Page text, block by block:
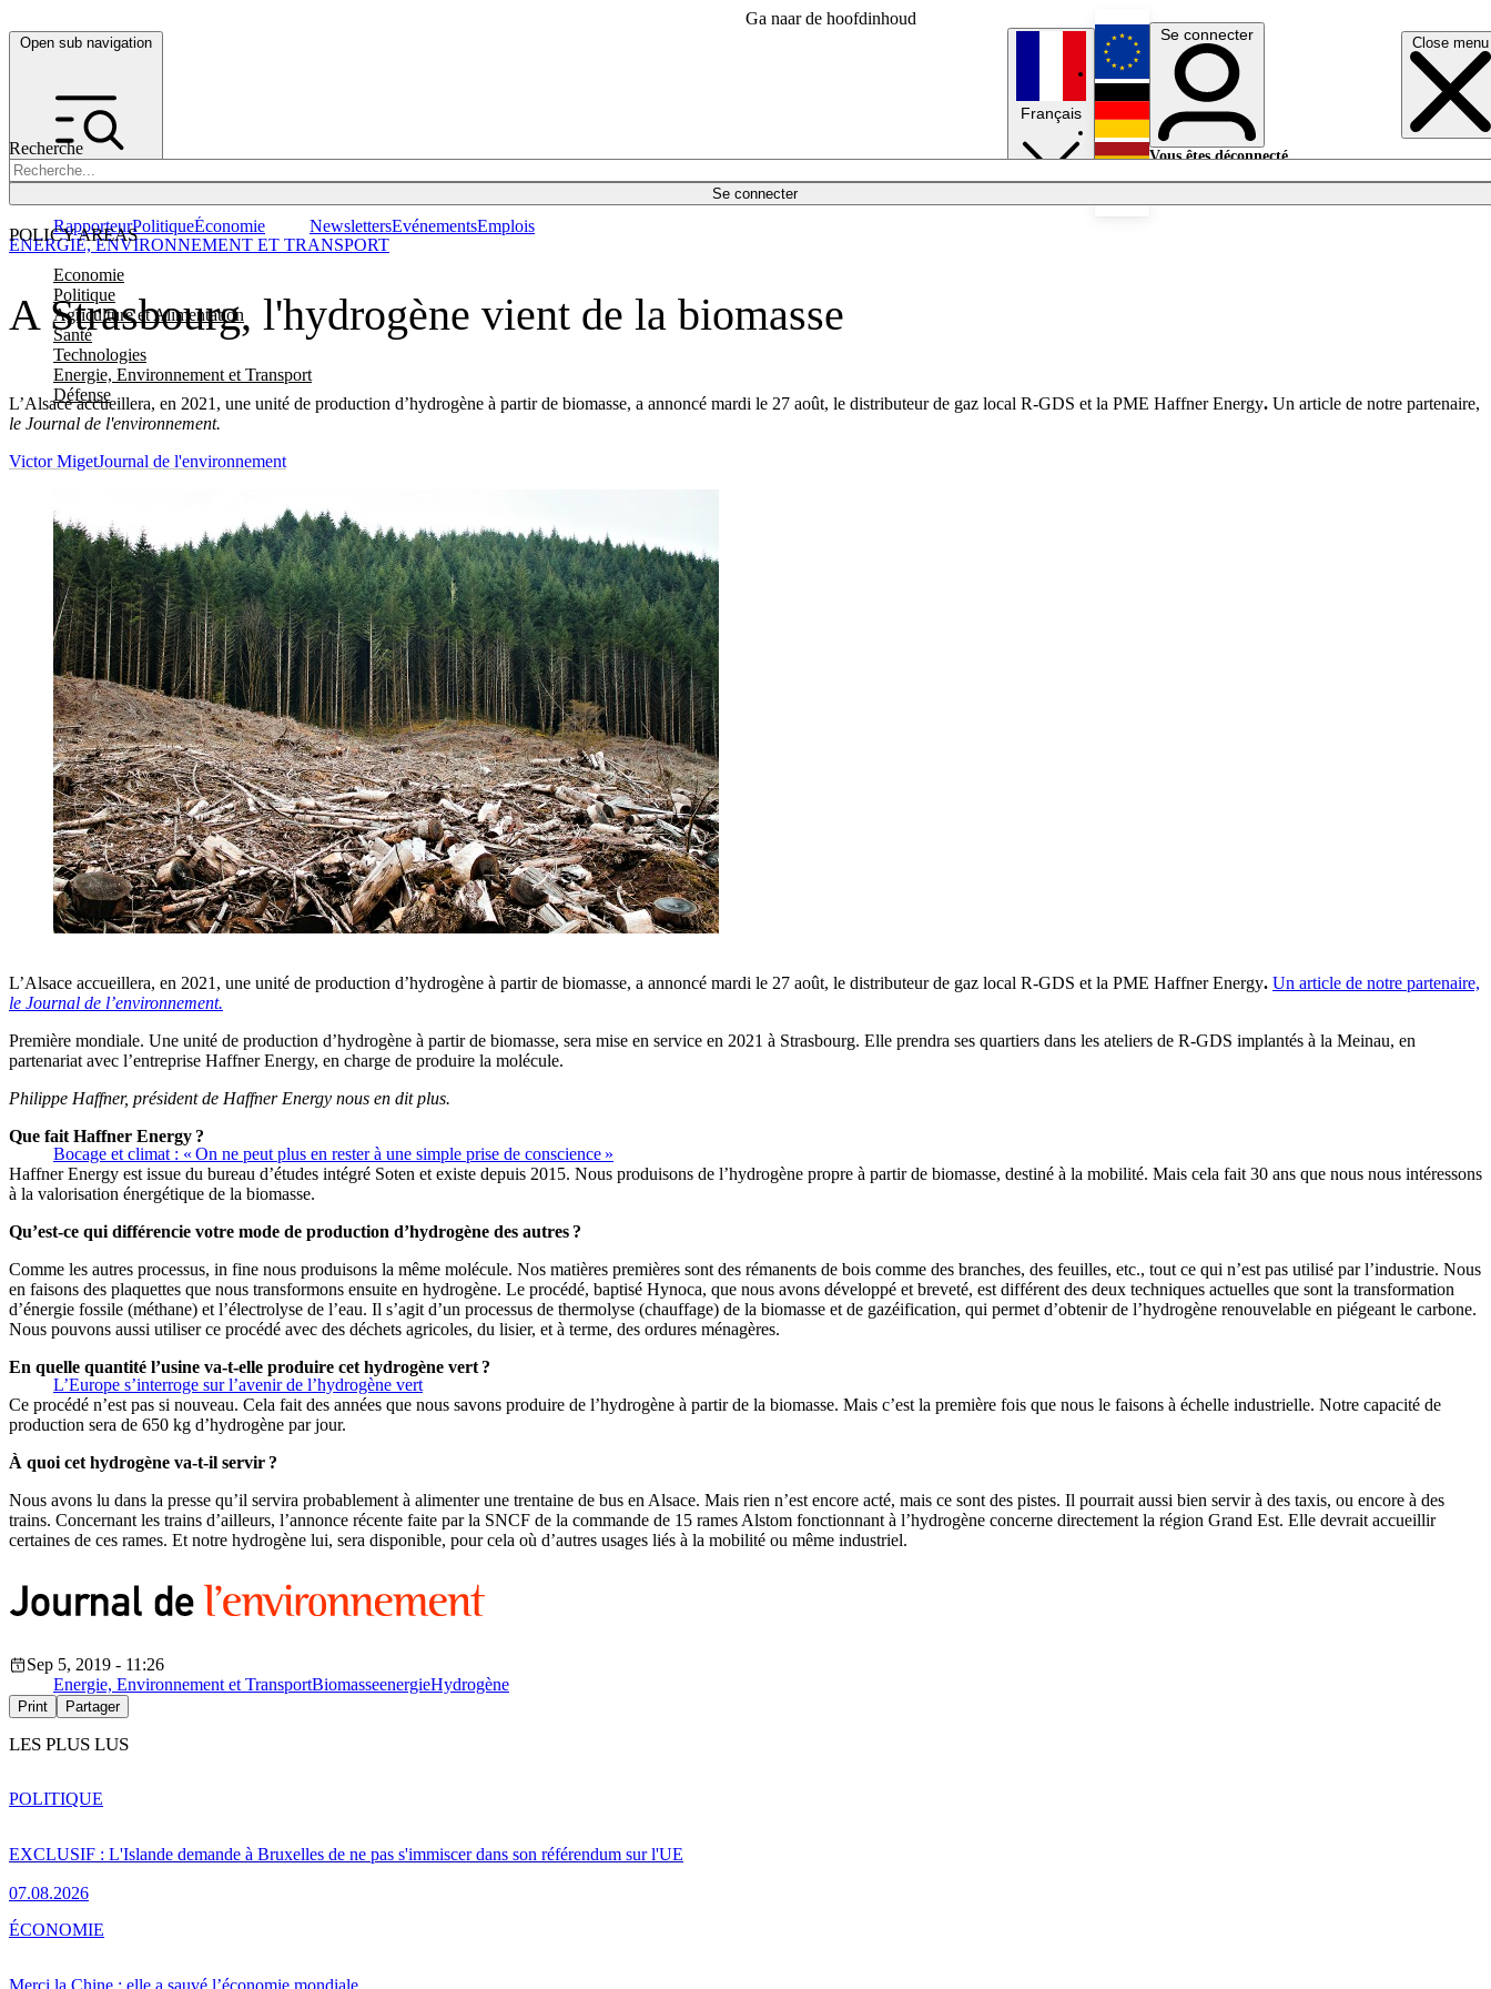
Ga naar de hoofdinhoud
Open sub navigation Close menu
Recherche
Se connecter
POLICY AREAS
Economie
Politique
Agriculture et Alimentation
Santé
Technologies
Energie, Environnement et Transport
Défense
RapporteurPolitiqueÉconomie NewslettersEvénementsEmplois
Français
English
Deutsch
Se connecter
Vous êtes déconnecté.
A Strasbourg, l'hydrogène vient de la biomasse
L’Alsace accueillera, en 2021, une unité de production d’hydrogène à partir de biomasse, a annoncé mardi le 27 août, le distributeur de gaz local R-GDS et la PME Haffner Energy. Un article de notre partenaire,
le Journal de l'environnement.
ENERGIE, ENVIRONNEMENT ET TRANSPORT
Victor MigetJournal de l'environnement
L’Alsace accueillera, en 2021, une unité de production d’hydrogène à partir de biomasse, a annoncé mardi le 27 août, le distributeur de gaz local R-GDS et la PME Haffner Energy. Un article de notre partenaire,
le Journal de l’environnement.
Première mondiale. Une unité de production d’hydrogène à partir de biomasse, sera mise en service en 2021 à Strasbourg. Elle prendra ses quartiers dans les ateliers de R-GDS implantés à la Meinau, en
partenariat avec l’entreprise Haffner Energy, en charge de produire la molécule.
Philippe Haffner, président de Haffner Energy nous en dit plus.
Bocage et climat : « On ne peut plus en rester à une simple prise de conscience »
Que fait Haffner Energy ?
Haffner Energy est issue du bureau d’études intégré Soten et existe depuis 2015. Nous produisons de l’hydrogène propre à partir de biomasse, destiné à la mobilité. Mais cela fait 30 ans que nous nous intéressons
à la valorisation énergétique de la biomasse.
Qu’est-ce qui différencie votre mode de production d’hydrogène des autres ?
Comme les autres processus, in fine nous produisons la même molécule. Nos matières premières sont des rémanents de bois comme des branches, des feuilles, etc., tout ce qui n’est pas utilisé par l’industrie. Nous
en faisons des plaquettes que nous transformons ensuite en hydrogène. Le procédé, baptisé Hynoca, que nous avons développé et breveté, est différent des deux techniques actuelles que sont la transformation
d’énergie fossile (méthane) et l’électrolyse de l’eau. Il s’agit d’un processus de thermolyse (chauffage) de la biomasse et de gazéification, qui permet d’obtenir de l’hydrogène renouvelable en piégeant le carbone.
Nous pouvons aussi utiliser ce procédé avec des déchets agricoles, du lisier, et à terme, des ordures ménagères.
L’Europe s’interroge sur l’avenir de l’hydrogène vert
En quelle quantité l’usine va-t-elle produire cet hydrogène vert ?
Ce procédé n’est pas si nouveau. Cela fait des années que nous savons produire de l’hydrogène à partir de la biomasse. Mais c’est la première fois que nous le faisons à échelle industrielle. Notre capacité de
production sera de 650 kg d’hydrogène par jour.
À quoi cet hydrogène va-t-il servir ?
Nous avons lu dans la presse qu’il servira probablement à alimenter une trentaine de bus en Alsace. Mais rien n’est encore acté, mais ce sont des pistes. Il pourrait aussi bien servir à des taxis, ou encore à des
trains. Concernant les trains d’ailleurs, l’annonce récente faite par la SNCF de la commande de 15 rames Alstom fonctionnant à l’hydrogène concerne directement la région Grand Est. Elle devrait accueillir
certaines de ces rames. Et notre hydrogène lui, sera disponible, pour cela où d’autres usages liés à la mobilité ou même industriel.
Sep 5, 2019 - 11:26
Energie, Environnement et TransportBiomasseenergieHydrogène
Print Partager
LES PLUS LUS
EXCLUSIF : L'Islande demande à Bruxelles de ne pas s'immiscer dans son référendum sur l'UE
07.08.2026
POLITIQUE
Merci la Chine : elle a sauvé l’économie mondiale
ÉCONOMIE